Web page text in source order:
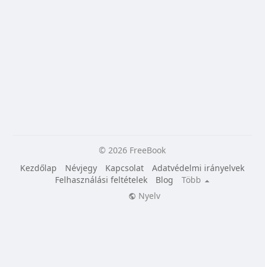
© 2026 FreeBook
Kezdőlap
Névjegy Kapcsolat
Adatvédelmi irányelvek
Felhasználási feltételek
Blog
Több
Nyelv